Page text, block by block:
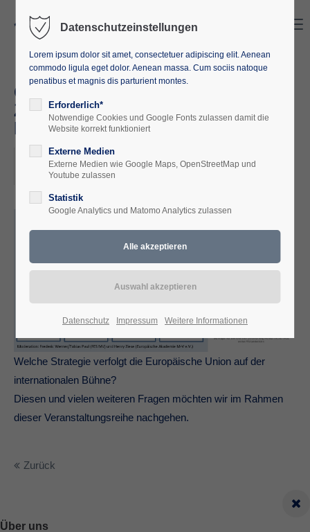
Online Veranstaltungsreihe
Zeitenwende Europas (neue)
Rolle in der Welt
2022-11-02, 18:00
ORT: ONLINE
Welche Strategie verfolgt die Europäische Union auf der
internationalen Bühne?
Diesen und vielen weiteren Fragen möchten wir im Rahmen
dieser Veranstaltungsreihe nachgehen.
Zurück
Datenschutzeinstellungen
Lorem ipsum dolor sit amet, consectetuer adipiscing elit. Aenean
commodo ligula eget dolor. Aenean massa. Cum sociis natoque
penatibus et magnis dis parturient montes.
Erforderlich*
Notwendige Cookies und Google Fonts zulassen damit die
Website korrekt funktioniert
Externe Medien
Externe Medien wie Google Maps, OpenStreetMap und
Youtube zulassen
Statistik
Google Analytics und Matomo Analytics zulassen
Datenschutz Impressum Weitere Informationen
Über uns